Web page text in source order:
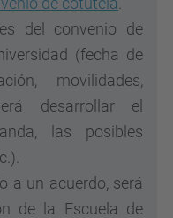
del convenio de
(fecha de
movilidades,
desarrollar el
las posibles
a un acuerdo, será
de la Escuela de